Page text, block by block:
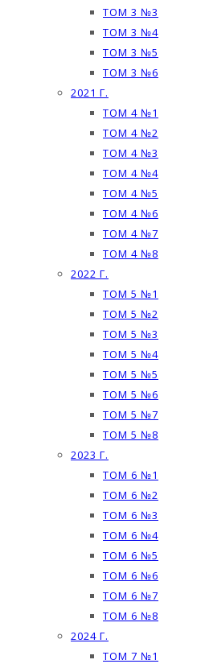
ТОМ 3 №3
ТОМ 3 №4
ТОМ 3 №5
ТОМ 3 №6
2021 Г.
ТОМ 4 №1
ТОМ 4 №2
ТОМ 4 №3
ТОМ 4 №4
ТОМ 4 №5
ТОМ 4 №6
ТОМ 4 №7
ТОМ 4 №8
2022 Г.
ТОМ 5 №1
ТОМ 5 №2
ТОМ 5 №3
ТОМ 5 №4
ТОМ 5 №5
ТОМ 5 №6
ТОМ 5 №7
ТОМ 5 №8
2023 Г.
ТОМ 6 №1
ТОМ 6 №2
ТОМ 6 №3
ТОМ 6 №4
ТОМ 6 №5
ТОМ 6 №6
ТОМ 6 №7
ТОМ 6 №8
2024 Г.
ТОМ 7 №1